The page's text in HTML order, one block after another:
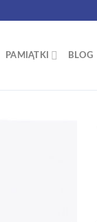
PAMIĄTKI BLOG